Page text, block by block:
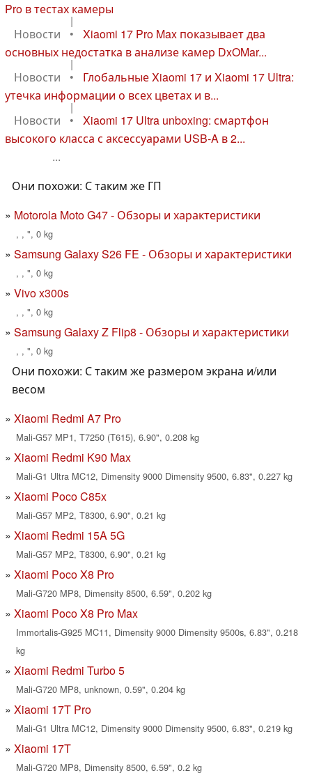
Pro в тестах камеры
|
Новости
•
Xiaomi 17 Pro Max показывает два
основных недостатка в анализе камер DxOMar...
|
Новости
•
Глобальные Xiaomi 17 и Xiaomi 17 Ultra:
утечка информации о всех цветах и в...
|
Новости
•
Xiaomi 17 Ultra unboxing: смартфон
высокого класса с аксессуарами USB-A в 2...
...
Они похожи: С таким же ГП
Motorola Moto G47 - Обзоры и характеристики
, , ", 0 kg
Samsung Galaxy S26 FE - Обзоры и характеристики
, , ", 0 kg
Vivo x300s
, , ", 0 kg
Samsung Galaxy Z Flip8 - Обзоры и характеристики
, , ", 0 kg
Они похожи: С таким же размером экрана и/или
весом
Xiaomi Redmi A7 Pro
Mali-G57 MP1, T7250 (T615), 6.90", 0.208 kg
Xiaomi Redmi K90 Max
Mali-G1 Ultra MC12, Dimensity 9000 Dimensity 9500, 6.83", 0.227 kg
Xiaomi Poco C85x
Mali-G57 MP2, T8300, 6.90", 0.21 kg
Xiaomi Redmi 15A 5G
Mali-G57 MP2, T8300, 6.90", 0.21 kg
Xiaomi Poco X8 Pro
Mali-G720 MP8, Dimensity 8500, 6.59", 0.202 kg
Xiaomi Poco X8 Pro Max
Immortalis-G925 MC11, Dimensity 9000 Dimensity 9500s, 6.83", 0.218
kg
Xiaomi Redmi Turbo 5
Mali-G720 MP8, unknown, 0.59", 0.204 kg
Xiaomi 17T Pro
Mali-G1 Ultra MC12, Dimensity 9000 Dimensity 9500, 6.83", 0.219 kg
Xiaomi 17T
Mali-G720 MP8, Dimensity 8500, 6.59", 0.2 kg